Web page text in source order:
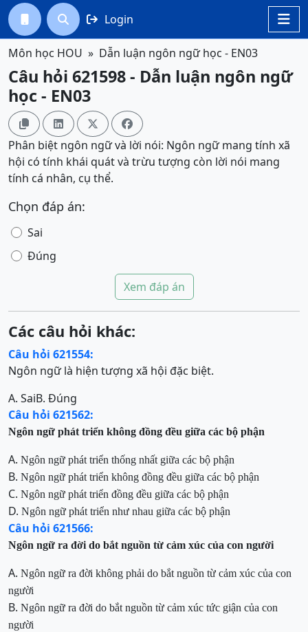

  Login
Môn học HOU Dẫn luận ngôn ngữ học - EN03
Câu hỏi 621598 - Dẫn luận ngôn ngữ
học - EN03
   
Phân biệt ngôn ngữ và lời nói: Ngôn ngữ mang tính xã
hội có tính khái quát và trừu tượng còn lời nói mang
tính cá nhân, cụ thể.
Chọn đáp án:
Sai
Đúng
Xem đáp án
Các câu hỏi khác:
Câu hỏi 621554:
Ngôn ngữ là hiện tượng xã hội đặc biệt.
A. SaiB. Đúng
Câu hỏi 621562:
Ngôn ngữ phát triển không đồng đều giữa các bộ phận
A. Ngôn ngữ phát triển thống nhất giữa các bộ phận
B. Ngôn ngữ phát triển không đồng đều giữa các bộ phận
C. Ngôn ngữ phát triển đồng đều giữa các bộ phận
D. Ngôn ngữ phát triển như nhau giữa các bộ phận
Câu hỏi 621566:
Ngôn ngữ ra đời do bắt nguồn từ cảm xúc của con người
A. Ngôn ngữ ra đời không phải do bắt nguồn từ cảm xúc của con
người
B. Ngôn ngữ ra đời do bắt nguồn từ cảm xúc tức giận của con
người